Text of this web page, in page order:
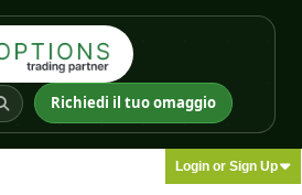
Richiedi il tuo omaggio
Login or Sign Up